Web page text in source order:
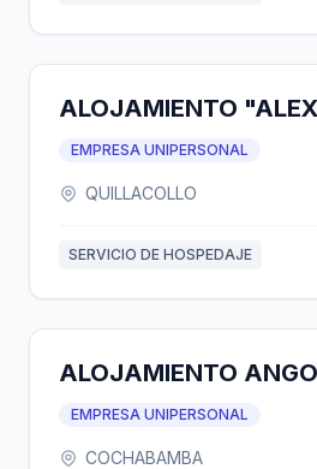
ALOJAMIENTO
EMPRESA UNIPERSONAL
QUILLACOLLO
SERVICIO DE HOSPEDAJE
ALOJAMIENTO
EMPRESA UNIPERSONAL
COCHABAMBA